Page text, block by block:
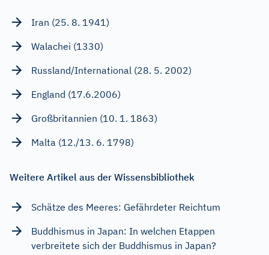
Iran (25. 8. 1941)
Walachei (1330)
Russland/International (28. 5. 2002)
England (17.6.2006)
Großbritannien (10. 1. 1863)
Malta (12./13. 6. 1798)
Weitere Artikel aus der Wissensbibliothek
Schätze des Meeres: Gefährdeter Reichtum
Buddhismus in Japan: In welchen Etappen
verbreitete sich der Buddhismus in Japan?